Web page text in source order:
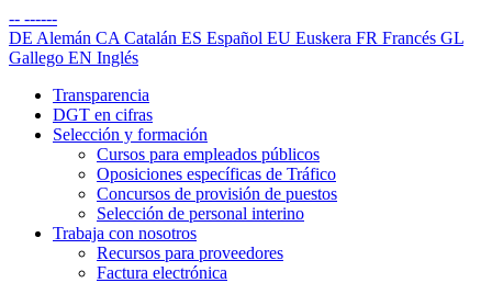
-- ------
DE Alemán CA Catalán ES Español EU Euskera FR Francés GL
Gallego EN Inglés
Transparencia
DGT en cifras
Selección y formación
Cursos para empleados públicos
Oposiciones específicas de Tráfico
Concursos de provisión de puestos
Selección de personal interino
Trabaja con nosotros
Recursos para proveedores
Factura electrónica